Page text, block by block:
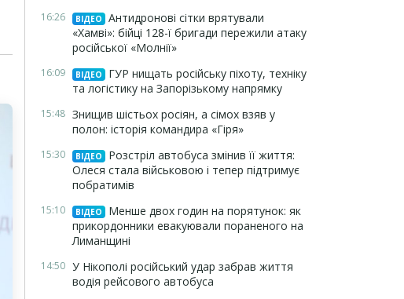
16:26 ВІДЕО
Антидронові сітки врятували
«Хамві»: бійці 128-ї бригади пережили атаку
російської «Молнії»
16:09 ВІДЕО
ГУР нищать російську піхоту, техніку
та логістику на Запорізькому напрямку
15:48 Знищив шістьох росіян, а сімох взяв у
полон: історія командира «Гіря»
15:30 ВІДЕО
Розстріл автобуса змінив її життя:
Олеся стала військовою і тепер підтримує
побратимів
15:10 ВІДЕО
Менше двох годин на порятунок: як
прикордонники евакуювали пораненого на
Лиманщині
14:50 У Нікополі російський удар забрав життя
водія рейсового автобуса